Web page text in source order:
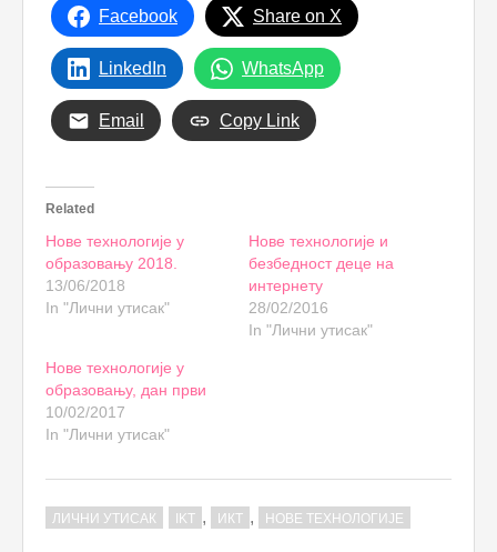
Facebook Share on X
LinkedIn WhatsApp
Email Copy Link
Related
Нове технологије у
образовању 2018.
13/06/2018
In "Лични утисак"
Нове технологије и
безбедност деце на
интернету
28/02/2016
In "Лични утисак"
Нове технологије у
образовању, дан први
10/02/2017
In "Лични утисак"
ЛИЧНИ УТИСАК IKT , ИКТ , НОВЕ ТЕХНОЛОГИЈЕ